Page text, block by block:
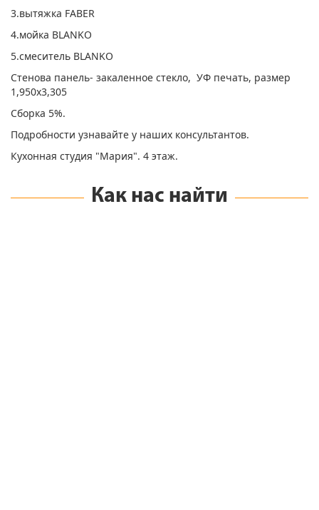
3.вытяжка FABER
4.мойка BLANKO
5.смеситель BLANKO
Стенова панель- закаленное стекло, УФ печать, размер
1,950х3,305
Сборка 5%.
Подробности узнавайте у наших консультантов.
Кухонная студия "Мария". 4 этаж.
Как нас найти